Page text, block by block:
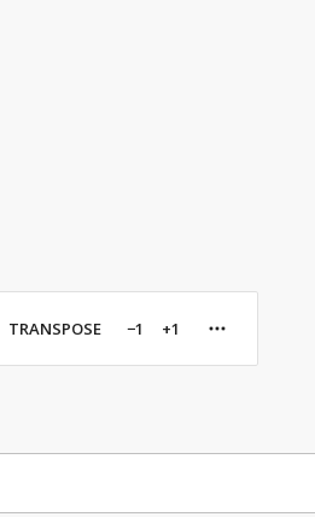
TRANSPOSE −1 +1